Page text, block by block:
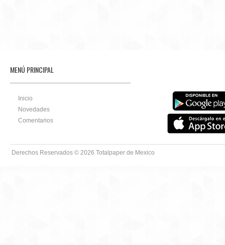
MENÚ PRINCIPAL
Inicio
Novedades
Comentarios
Derechos Reservados © 2026 Totalpaper de Mexico